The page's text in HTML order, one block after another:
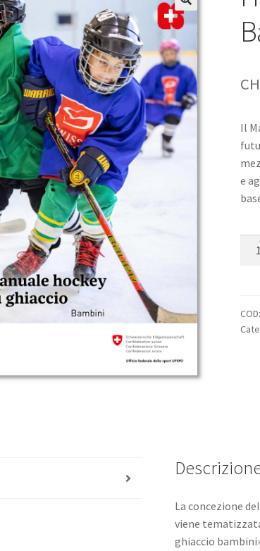
Il
e
COD:
La concezione
viene
ghiaccio